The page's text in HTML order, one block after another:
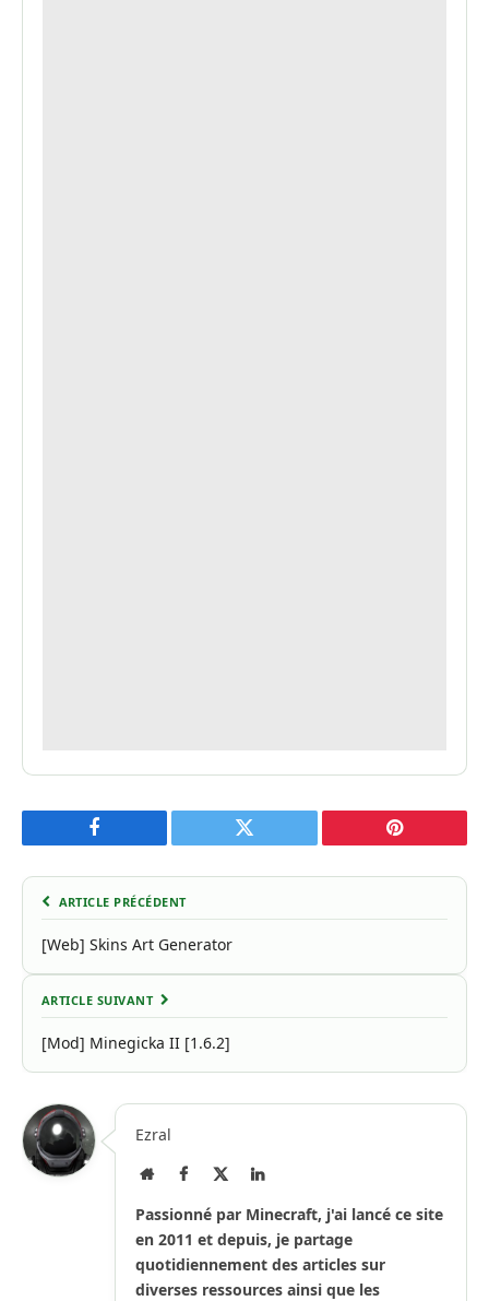
Facebook Twitter Pinterest
ARTICLE PRÉCÉDENT
[Web] Skins Art Generator
ARTICLE SUIVANT
[Mod] Minegicka II [1.6.2]
Ezral
Site
Facebook LinkedIn
Passionné par Minecraft, j'ai lancé ce site
en 2011 et depuis, je partage
quotidiennement des articles sur
diverses ressources ainsi que les